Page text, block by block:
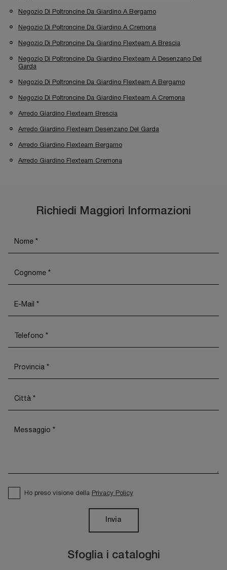
Negozio Di Poltroncine Da Giardino A Bergamo
Negozio Di Poltroncine Da Giardino A Cremona
Negozio Di Poltroncine Da Giardino Flexteam A Brescia
Negozio Di Poltroncine Da Giardino Flexteam A Desenzano Del
Garda
Negozio Di Poltroncine Da Giardino Flexteam A Bergamo
Negozio Di Poltroncine Da Giardino Flexteam A Cremona
Arredo Giardino Flexteam Brescia
Arredo Giardino Flexteam Desenzano Del Garda
Arredo Giardino Flexteam Bergamo
Arredo Giardino Flexteam Cremona
Sfoglia i cataloghi
Richiedi Maggiori Informazioni
Ho preso visione della Privacy Policy
Invia